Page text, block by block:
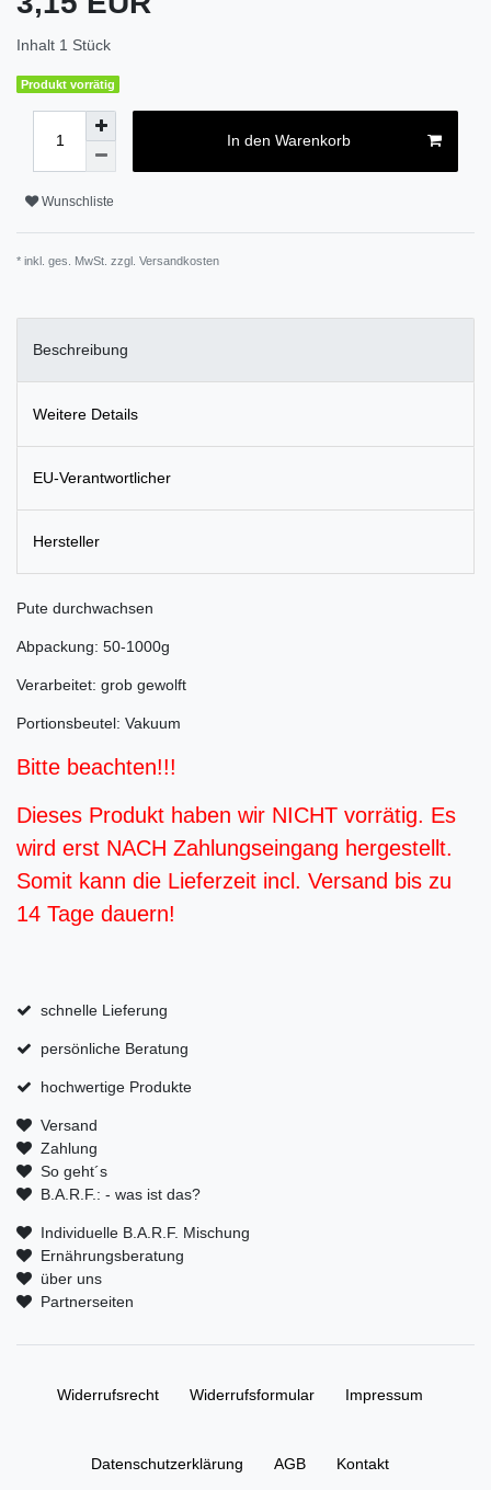
Inhalt 1 Stück
Produkt vorrätig
In den Warenkorb
Wunschliste
* inkl. ges. MwSt. zzgl. Versandkosten
Beschreibung
Weitere Details
EU-Verantwortlicher
Hersteller
Pute durchwachsen
Abpackung: 50-1000g
Verarbeitet: grob gewolft
Portionsbeutel: Vakuum
Bitte beachten!!!
Dieses Produkt haben wir NICHT vorrätig. Es
wird erst NACH Zahlungseingang hergestellt.
Somit kann die Lieferzeit incl. Versand bis zu
14 Tage dauern!
schnelle Lieferung
persönliche Beratung
hochwertige Produkte
Versand
Zahlung
So geht´s
B.A.R.F.: - was ist das?
Individuelle B.A.R.F. Mischung
Ernährungsberatung
über uns
Partnerseiten
Widerrufs­recht Widerrufs­formular Impressum
Daten­schutz­erklärung AGB Kontakt